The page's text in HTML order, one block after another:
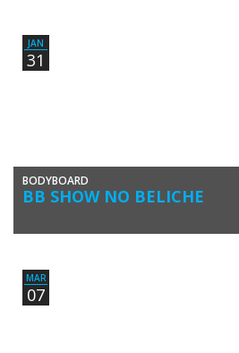
JAN
31
BODYBOARD
BB SHOW NO BELICHE
Praia do Beliche, sábado 30 de janeiro.
MAR
07